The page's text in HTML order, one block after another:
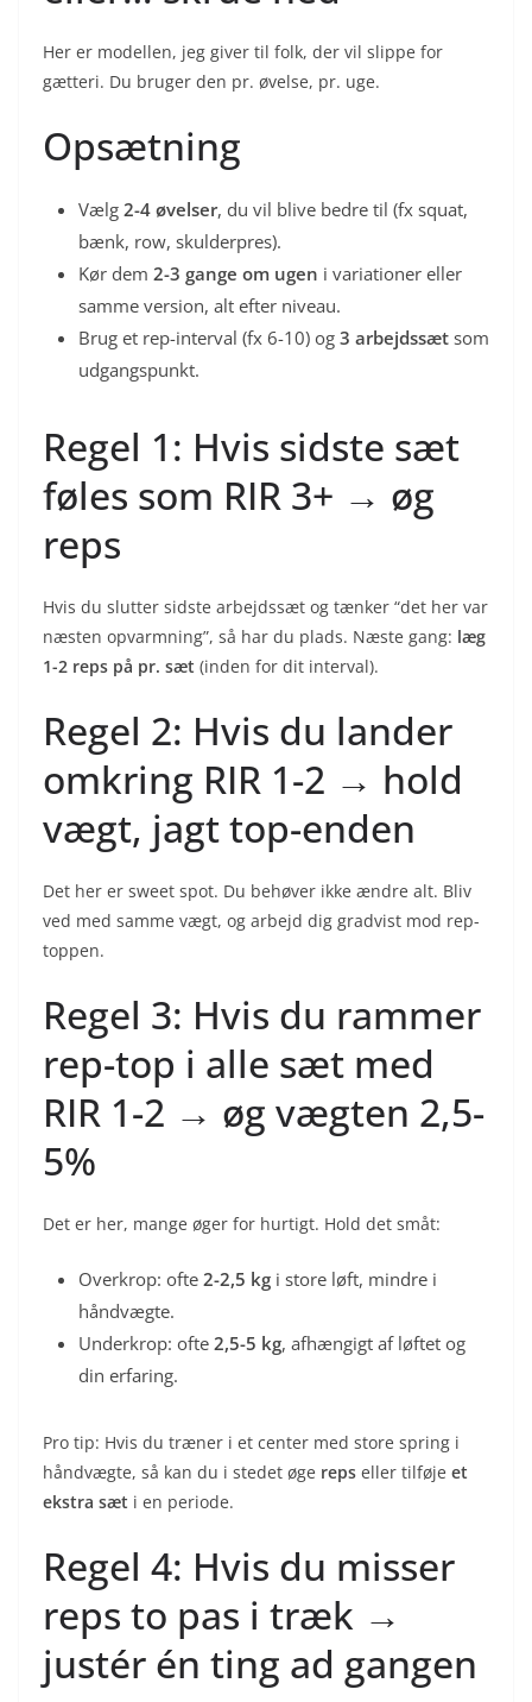
Her er modellen, jeg giver til folk, der vil slippe for
gætteri. Du bruger den pr. øvelse, pr. uge.
Opsætning
Vælg 2-4 øvelser, du vil blive bedre til (fx squat,
bænk, row, skulderpres).
Kør dem 2-3 gange om ugen i variationer eller
samme version, alt efter niveau.
Brug et rep-interval (fx 6-10) og 3 arbejdssæt som
udgangspunkt.
Regel 1: Hvis sidste sæt
føles som RIR 3+ → øg
reps
Hvis du slutter sidste arbejdssæt og tænker “det her var
næsten opvarmning”, så har du plads. Næste gang: læg
1-2 reps på pr. sæt (inden for dit interval).
Regel 2: Hvis du lander
omkring RIR 1-2 → hold
vægt, jagt top-enden
Det her er sweet spot. Du behøver ikke ændre alt. Bliv
ved med samme vægt, og arbejd dig gradvist mod rep-
toppen.
Regel 3: Hvis du rammer
rep-top i alle sæt med
RIR 1-2 → øg vægten 2,5-
5%
Det er her, mange øger for hurtigt. Hold det småt:
Overkrop: ofte 2-2,5 kg i store løft, mindre i
håndvægte.
Underkrop: ofte 2,5-5 kg, afhængigt af løftet og
din erfaring.
Pro tip: Hvis du træner i et center med store spring i
håndvægte, så kan du i stedet øge reps eller tilføje et
ekstra sæt i en periode.
Regel 4: Hvis du misser
reps to pas i træk →
justér én ting ad gangen